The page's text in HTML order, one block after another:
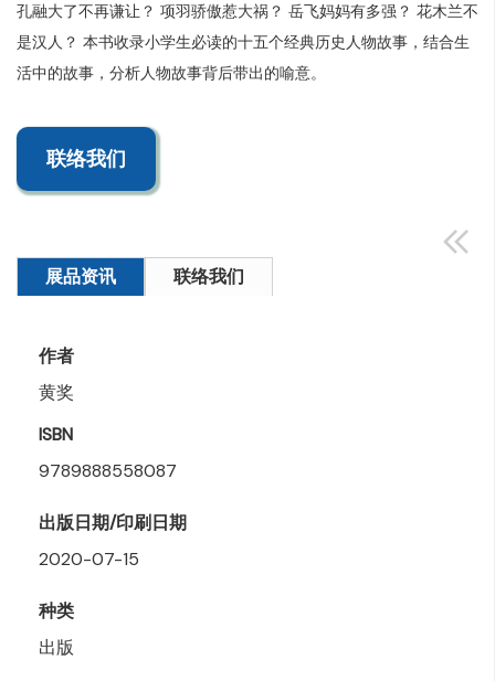
孔融大了不再谦让？ 项羽骄傲惹大祸？ 岳飞妈妈有多强？ 花木兰不
是汉人？ 本书收录小学生必读的十五个经典历史人物故事，结合生
活中的故事，分析人物故事背后带出的喻意。
联络我们
展品资讯 联络我们
作者
黄奖
ISBN
9789888558087
出版日期/印刷日期
2020-07-15
种类
出版